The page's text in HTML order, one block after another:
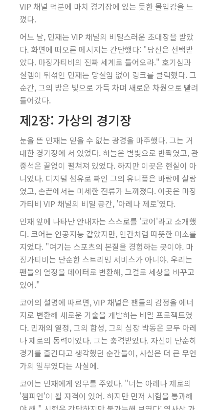
VIP 채널 덕분에 마치 경기장에 있는 듯한 몰입감을 느
꼈다.
어느 날, 민재는 VIP 채널의 비밀스러운 초대장을 받았
다. 화면에 떠오른 메시지는 간단했다: "당신은 선택받
았다. 마징가티비의 진짜 세계로 들어오라." 호기심과
설렘이 뒤섞인 민재는 망설임 없이 링크를 클릭했다. 그
순간, 그의 방은 빛으로 가득 차며 새로운 차원으로 빨려
들어갔다.
제2장: 가상의 경기장
눈을 뜬 민재는 믿을 수 없는 광경을 마주했다. 그는 거
대한 경기장에 서 있었다. 하늘은 별빛으로 반짝였고, 관
중석은 끝없이 펼쳐져 있었다. 하지만 이곳은 현실이 아
니었다. 디지털 섬유로 짜인 그의 유니폼은 바람에 살랑
였고, 손끝에서는 미세한 전류가 느껴졌다. 이곳은 마징
가티비 VIP 채널의 비밀 공간, '아레나 제로'였다.
민재 앞에 나타난 안내자는 스스로를 '코어'라고 소개했
다. 코어는 인공지능 같았지만, 인간처럼 따뜻한 미소를
지었다. "여기는 스포츠의 본질을 경험하는 곳이야. 마
징가티비는 단순한 스트리밍 서비스가 아니야. 우리는
팬들의 열정을 데이터로 변환해, 그걸로 세상을 바꾸고
있어."
코어의 설명에 따르면, VIP 채널은 팬들의 감정을 에너
지로 변환해 새로운 기술을 개발하는 비밀 프로젝트였
다. 민재의 열정, 그의 함성, 그의 심장 박동은 모두 아레
나 제로의 동력이었다. 그는 충격받았다. 자신이 단순히
경기를 즐긴다고 생각했던 순간들이, 사실은 더 큰 무언
가의 일부였다는 사실에.
코어는 민재에게 임무를 주었다. "너는 아레나 제로의
'챔피언'이 될 자격이 있어. 하지만 먼저 시험을 통과해